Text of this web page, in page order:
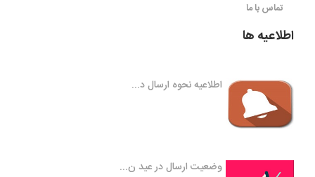
تماس با ما
اطلاعیه ها
اطلاعیه نحوه ارسال د...
وضعیت ارسال در عید ن...